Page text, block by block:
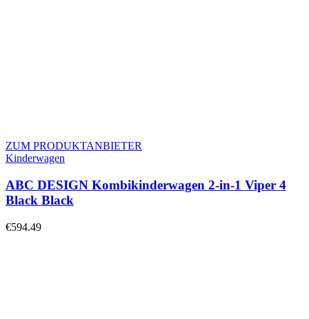
ZUM PRODUKTANBIETER
Kinderwagen
ABC DESIGN Kombikinderwagen 2-in-1 Viper 4
Black Black
€594.49